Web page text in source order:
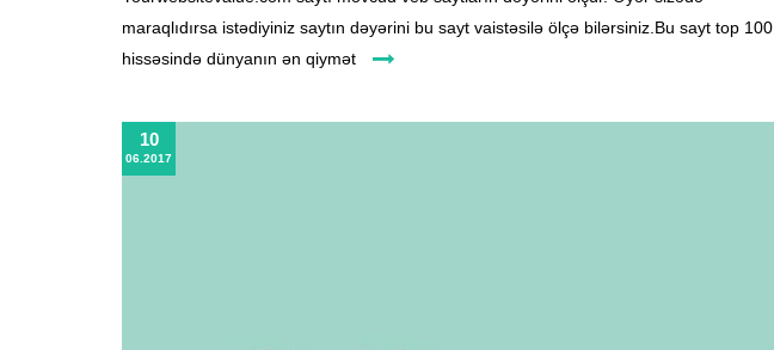
maraqlıdırsa istədiyiniz saytın dəyərini bu sayt vaistəsilə ölçə bilərsiniz.Bu sayt top 100
hissəsində dünyanın ən qiymət
10
06.2017